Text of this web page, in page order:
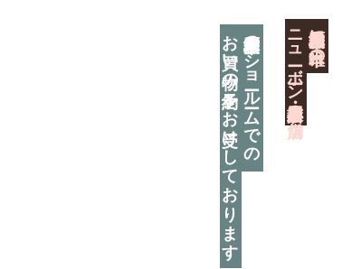
神奈川県相模原市に日本唯一の
​ニューボーン撮影用小道具店・３店舗
神奈川県相模原市のショールームでの
お買い物の予約をお受けしております